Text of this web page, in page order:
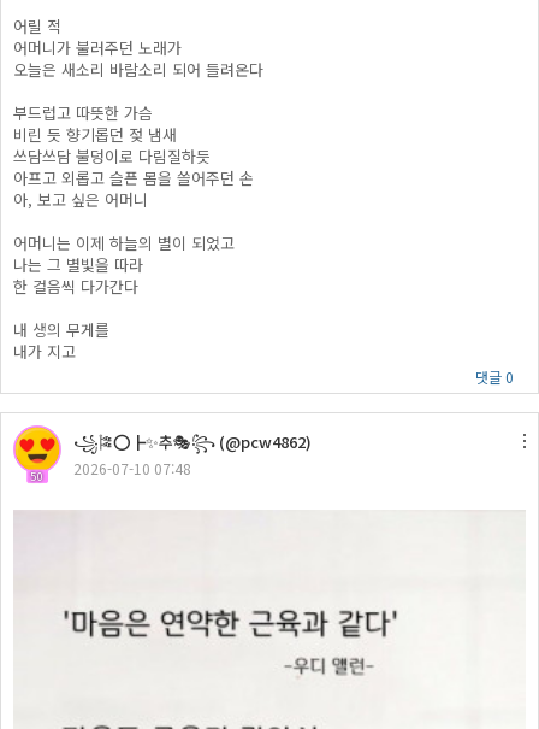
어릴 적
어머니가 불러주던 노래가
오늘은 새소리 바람소리 되어 들려온다
부드럽고 따뜻한 가슴
비린 듯 향기롭던 젖 냄새
쓰담쓰담 불덩이로 다림질하듯
아프고 외롭고 슬픈 몸을 쓸어주던 손
아, 보고 싶은 어머니
어머니는 이제 하늘의 별이 되었고
나는 그 별빛을 따라
한 걸음씩 다가간다
내 생의 무게를
내가 지고
댓글 0
50
꧁🎏⭕┣✨추🎭꧂ (@pcw4862)
2026-07-10 07:48